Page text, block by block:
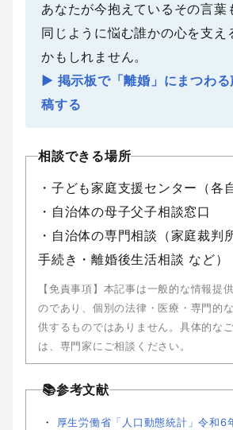
あなたが今抱えているその言葉
同じように悩む誰かの心を支え
かもしれません。
▶ 掲示板で「離婚」にまつわる
稿する
相談できる場所
・子ども家庭支援センター（各
・自治体の母子父子相談窓口
・自治体の専門相談（家庭裁判
手続き・離婚後生活相談 など）
【免責事項】本記事は一般的な情報提
のであり、個別の法律・医療・専門的
供するものではありません。具体的な
は、専門家にご相談ください。
📚参考文献
・ 厚生労働省「人口動態統計」令和6